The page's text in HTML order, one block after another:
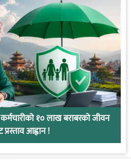
१० लाख बराबरको जीवन
प्रस्ताव आह्वान !